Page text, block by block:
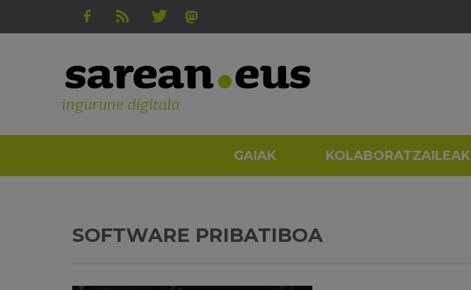
ingurune digitala
GAIAK KOLABORATZAILEAK
SOFTWARE PRIBATIBOA